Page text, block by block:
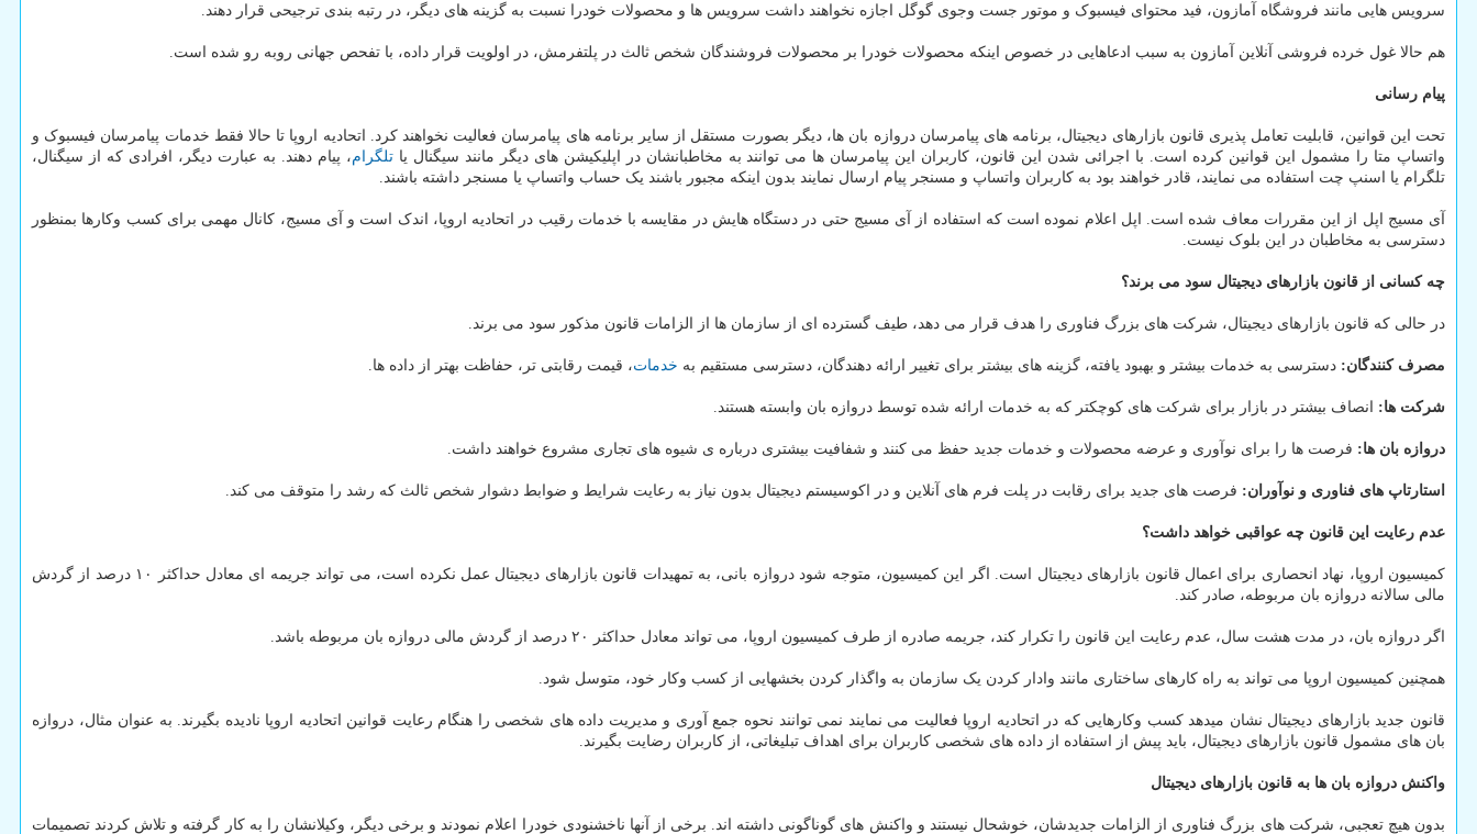
سرویس هایی مانند فروشگاه آمازون، فید محتوای فیسبوک و موتور جست وجوی گوگل اجازه نخواهند داشت سرویس ها و محصولات خودرا نسبت به گزینه های دیگر، در رتبه بندی ترجیحی قرار دهند.
هم حالا غول خرده فروشی آنلاین آمازون به سبب ادعاهایی در خصوص اینکه محصولات خودرا بر محصولات فروشندگان شخص ثالث در پلتفرمش، در اولویت قرار داده، با تفحص جهانی روبه رو شده است.
پیام رسانی
تحت این قوانین، قابلیت تعامل پذیری قانون بازارهای دیجیتال، برنامه های پیامرسان دروازه بان ها، دیگر بصورت مستقل از سایر برنامه های پیامرسان فعالیت نخواهند کرد. اتحادیه اروپا تا حالا فقط خدمات پیامرسان فیسبوک و
واتساپ متا را مشمول این قوانین کرده است. با اجرائی شدن این قانون، کاربران این پیامرسان ها می توانند به مخاطبانشان در اپلیکیشن های دیگر مانند سیگنال یاتلگرام، پیام دهند. به عبارت دیگر، افرادی که از سیگنال،
تلگرام یا اسنپ چت استفاده می نمایند، قادر خواهند بود به کاربران واتساپ و مسنجر پیام ارسال نمایند بدون اینکه مجبور باشند یک حساب واتساپ یا مسنجر داشته باشند.
آی مسیج اپل از این مقررات معاف شده است. اپل اعلام نموده است که استفاده از آی مسیج حتی در دستگاه هایش در مقایسه با خدمات رقیب در اتحادیه اروپا، اندک است و آی مسیج، کانال مهمی برای کسب وکارها بمنظور
دسترسی به مخاطبان در این بلوک نیست.
چه کسانی از قانون بازارهای دیجیتال سود می برند؟
در حالی که قانون بازارهای دیجیتال، شرکت های بزرگ فناوری را هدف قرار می دهد، طیف گسترده ای از سازمان ها از الزامات قانون مذکور سود می برند.
مصرف کنندگان: دسترسی به خدمات بیشتر و بهبود یافته، گزینه های بیشتر برای تغییر ارائه دهندگان، دسترسی مستقیم به خدمات، قیمت رقابتی تر، حفاظت بهتر از داده ها.
شرکت ها: انصاف بیشتر در بازار برای شرکت های کوچکتر که به خدمات ارائه شده توسط دروازه بان وابسته هستند.
دروازه بان ها: فرصت ها را برای نوآوری و عرضه محصولات و خدمات جدید حفظ می کنند و شفافیت بیشتری درباره ی شیوه های تجاری مشروع خواهند داشت.
استارتاپ های فناوری و نوآوران: فرصت های جدید برای رقابت در پلت فرم های آنلاین و در اکوسیستم دیجیتال بدون نیاز به رعایت شرایط و ضوابط دشوار شخص ثالث که رشد را متوقف می کند.
عدم رعایت این قانون چه عواقبی خواهد داشت؟
کمیسیون اروپا، نهاد انحصاری برای اعمال قانون بازارهای دیجیتال است. اگر این کمیسیون، متوجه شود دروازه بانی، به تمهیدات قانون بازارهای دیجیتال عمل نکرده است، می تواند جریمه ای معادل حداکثر ۱۰ درصد از گردش
مالی سالانه دروازه بان مربوطه، صادر کند.
اگر دروازه بان، در مدت هشت سال، عدم رعایت این قانون را تکرار کند، جریمه صادره از طرف کمیسیون اروپا، می تواند معادل حداکثر ۲۰ درصد از گردش مالی دروازه بان مربوطه باشد.
همچنین کمیسیون اروپا می تواند به راه کارهای ساختاری مانند وادار کردن یک سازمان به واگذار کردن بخشهایی از کسب وکار خود، متوسل شود.
قانون جدید بازارهای دیجیتال نشان میدهد کسب وکارهایی که در اتحادیه اروپا فعالیت می نمایند نمی توانند نحوه جمع آوری و مدیریت داده های شخصی را هنگام رعایت قوانین اتحادیه اروپا نادیده بگیرند. به عنوان مثال، دروازه
بان های مشمول قانون بازارهای دیجیتال، باید پیش از استفاده از داده های شخصی کاربران برای اهداف تبلیغاتی، از کاربران رضایت بگیرند.
واکنش دروازه بان ها به قانون بازارهای دیجیتال
بدون هیچ تعجبی، شرکت های بزرگ فناوری از الزامات جدیدشان، خوشحال نیستند و واکنش های گوناگونی داشته اند. برخی از آنها ناخشنودی خودرا اعلام نمودند و برخی دیگر، وکیلانشان را به کار گرفته و تلاش کردند تصمیمات